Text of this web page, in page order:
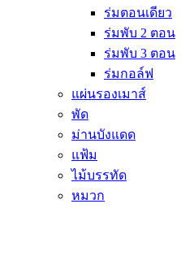
ร่มตอนเดียว
ร่มพับ 2 ตอน
ร่มพับ 3 ตอน
ร่มกอล์ฟ
แผ่นรองเมาส์
พัด
ม่านบังแดด
แฟ้ม
ไม้บรรทัด
หมวก